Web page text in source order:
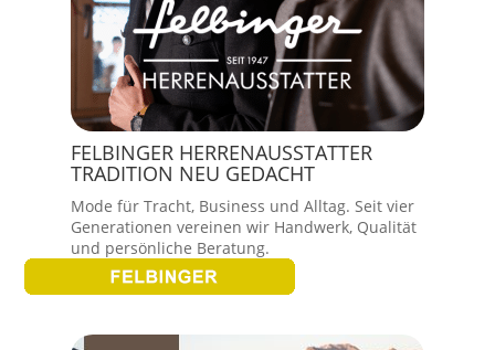
FELBINGER HERRENAUSSTATTER
TRADITION NEU GEDACHT
Mode für Tracht, Business und Alltag. Seit vier
Generationen vereinen wir Handwerk, Qualität
und persönliche Beratung.